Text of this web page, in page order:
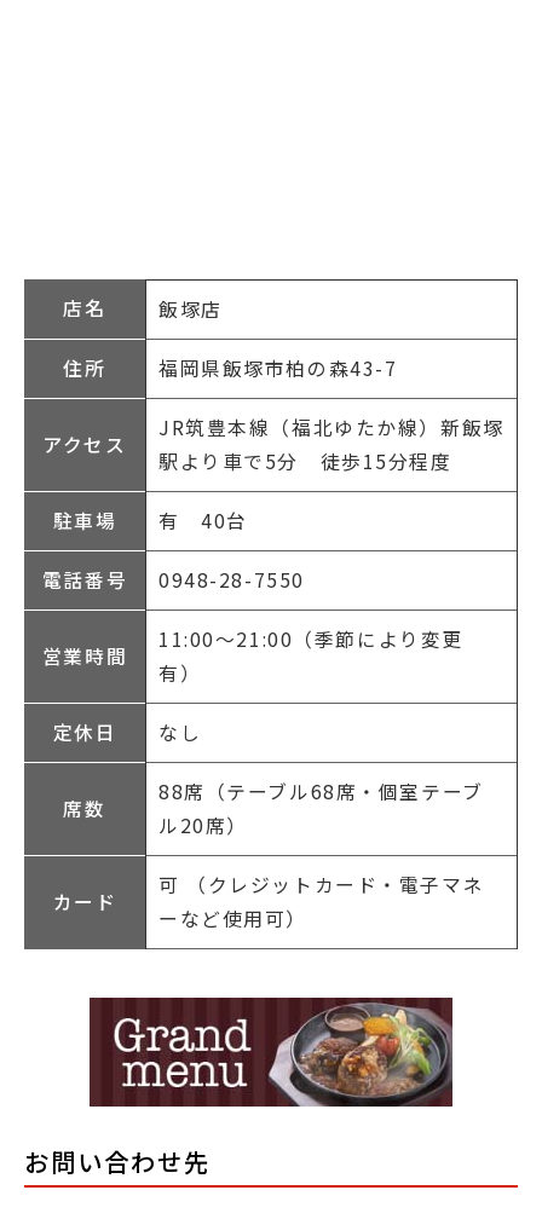
店名 飯塚店
住所 福岡県飯塚市柏の森43-7
アクセス
JR筑豊本線（福北ゆたか線）新飯塚
駅より車で5分 徒歩15分程度
駐車場 有 40台
電話番号 0948-28-7550
営業時間
11:00～21:00（季節により変更
有）
定休日 なし
席数
88席（テーブル68席・個室テーブ
ル20席）
カード
可
（クレジットカード・電子マネ
ーなど使用可）
お問い合わせ先